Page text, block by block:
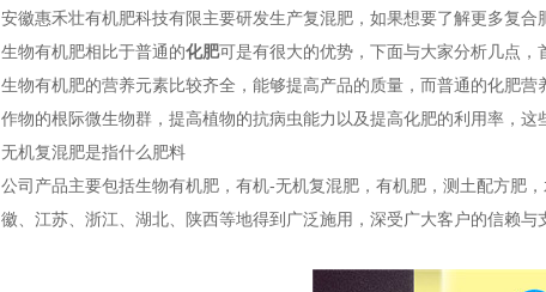
安徽惠禾壮有机肥科技有限主要研发生产复混肥，如果想要了解更多复合
生物有机肥相比于普通的化肥可是有很大的优势，下面与大家分析几点
生物有机肥的营养元素比较齐全，能够提高产品的质量，而普通的化肥
作物的根际微生物群，提高植物的抗病虫能力以及提高化肥的利用率，这
无机复混肥是指什么肥料
公司产品主要包括生物有机肥，有机-无机复混肥，有机肥，测土配方肥
徽、江苏、浙江、湖北、陕西等地得到广泛施用，深受广大客户的信赖与